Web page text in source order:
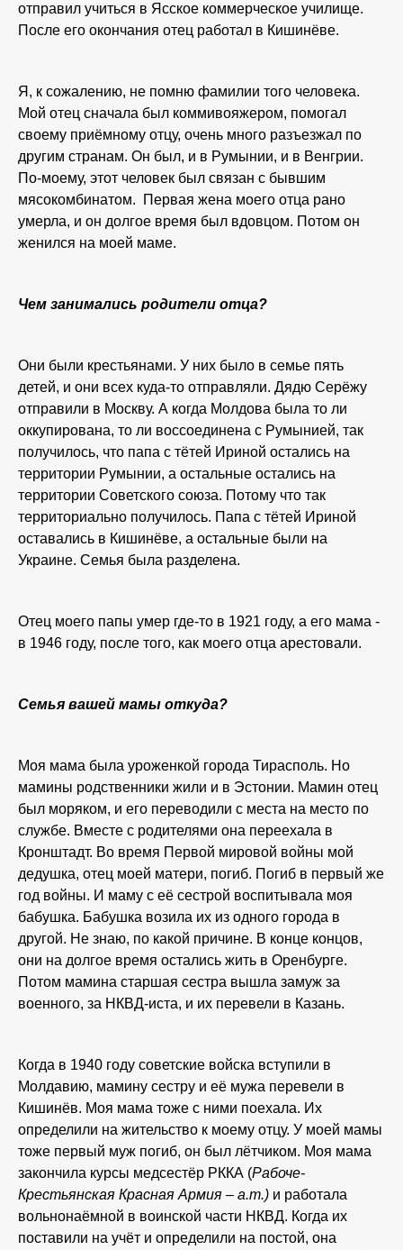
отправил учиться в Ясское коммерческое училище.
После его окончания отец работал в Кишинёве.
Я, к сожалению, не помню фамилии того человека.
Мой отец сначала был коммивояжером, помогал
своему приёмному отцу, очень много разъезжал по
другим странам. Он был, и в Румынии, и в Венгрии.
По-моему, этот человек был связан с бывшим
мясокомбинатом. Первая жена моего отца рано
умерла, и он долгое время был вдовцом. Потом он
женился на моей маме.
Чем занимались родители отца?
Они были крестьянами. У них было в семье пять
детей, и они всех куда-то отправляли. Дядю Серёжу
отправили в Москву. А когда Молдова была то ли
оккупирована, то ли воссоединена с Румынией, так
получилось, что папа с тётей Ириной остались на
территории Румынии, а остальные остались на
территории Советского союза. Потому что так
территориально получилось. Папа с тётей Ириной
оставались в Кишинёве, а остальные были на
Украине. Семья была разделена.
Отец моего папы умер где-то в 1921 году, а его мама -
в 1946 году, после того, как моего отца арестовали.
Семья вашей мамы откуда?
Моя мама была уроженкой города Тирасполь. Но
мамины родственники жили и в Эстонии. Мамин отец
был моряком, и его переводили с места на место по
службе. Вместе с родителями она переехала в
Кронштадт. Во время Первой мировой войны мой
дедушка, отец моей матери, погиб. Погиб в первый же
год войны. И маму с её сестрой воспитывала моя
бабушка. Бабушка возила их из одного города в
другой. Не знаю, по какой причине. В конце концов,
они на долгое время остались жить в Оренбурге.
Потом мамина старшая сестра вышла замуж за
военного, за НКВД-иста, и их перевели в Казань.
Когда в 1940 году советские войска вступили в
Молдавию, мамину сестру и её мужа перевели в
Кишинёв. Моя мама тоже с ними поехала. Их
определили на жительство к моему отцу. У моей мамы
тоже первый муж погиб, он был лётчиком. Моя мама
закончила курсы медсестёр РККА (Рабоче-
Крестьянская Красная Армия – а.т.) и работала
вольнонаёмной в воинской части НКВД. Когда их
поставили на учёт и определили на постой, она